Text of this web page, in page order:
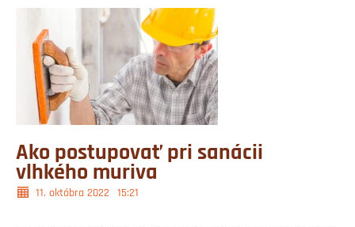
Ako postupovať pri sanácii
vlhkého muriva
11. októbra 2022 15:21